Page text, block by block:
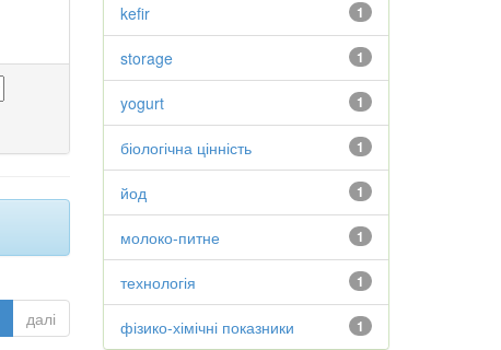
далі
1
kefir
1
storage
1
yogurt
1
біологічна цінність
1
йод
1
молоко-питне
1
технологія
1
фізико-хімічні показники